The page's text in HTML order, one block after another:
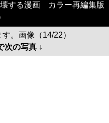
壊する漫画 カラー再編集版
。画像（14/22）
次の写真 ↓